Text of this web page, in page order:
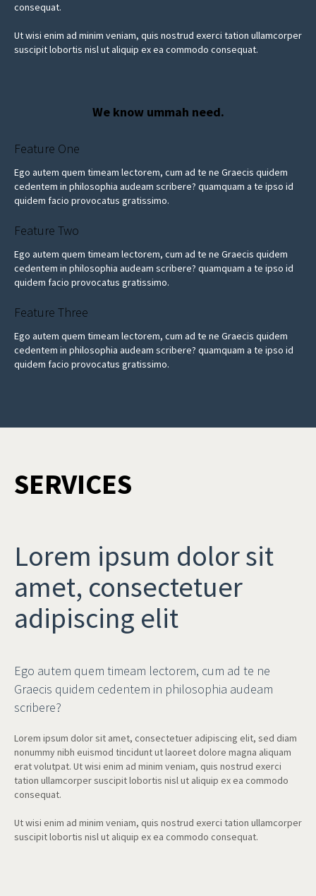
consequat.
Ut wisi enim ad minim veniam, quis nostrud exerci tation ullamcorper
suscipit lobortis nisl ut aliquip ex ea commodo consequat.
We know ummah need.
Feature One
Ego autem quem timeam lectorem, cum ad te ne Graecis quidem
cedentem in philosophia audeam scribere? quamquam a te ipso id
quidem facio provocatus gratissimo.
Feature Two
Ego autem quem timeam lectorem, cum ad te ne Graecis quidem
cedentem in philosophia audeam scribere? quamquam a te ipso id
quidem facio provocatus gratissimo.
Feature Three
Ego autem quem timeam lectorem, cum ad te ne Graecis quidem
cedentem in philosophia audeam scribere? quamquam a te ipso id
quidem facio provocatus gratissimo.
SERVICES
Lorem ipsum dolor sit
amet, consectetuer
adipiscing elit
Ego autem quem timeam lectorem, cum ad te ne
Graecis quidem cedentem in philosophia audeam
scribere?
Lorem ipsum dolor sit amet, consectetuer adipiscing elit, sed diam
nonummy nibh euismod tincidunt ut laoreet dolore magna aliquam
erat volutpat. Ut wisi enim ad minim veniam, quis nostrud exerci
tation ullamcorper suscipit lobortis nisl ut aliquip ex ea commodo
consequat.
Ut wisi enim ad minim veniam, quis nostrud exerci tation ullamcorper
suscipit lobortis nisl ut aliquip ex ea commodo consequat.